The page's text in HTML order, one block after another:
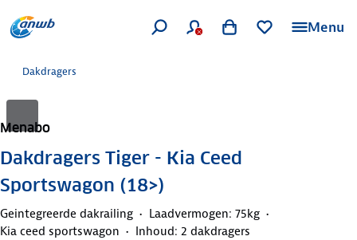
Menu
Dakdragers
Menabo
Dakdragers Tiger - Kia Ceed
Sportswagon (18>)
Geintegreerde dakrailing
Laadvermogen: 75kg
Kia ceed sportswagon
Inhoud: 2 dakdragers